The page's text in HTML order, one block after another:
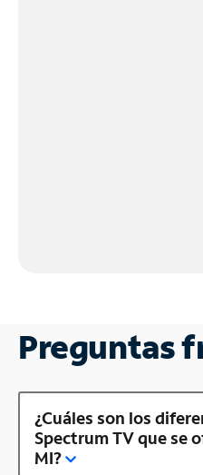
Preguntas
¿Cuáles son los
Spectrum TV que se
MI?